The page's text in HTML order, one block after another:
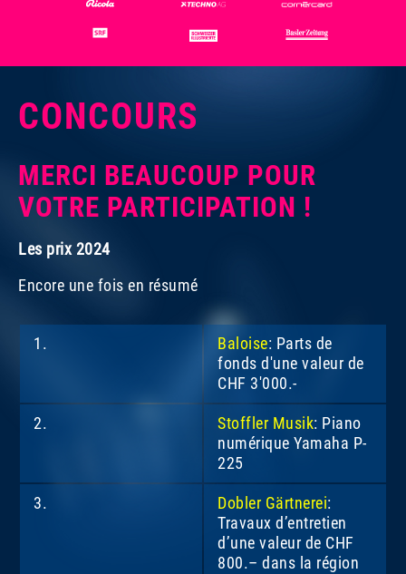
CONCOURS
MERCI BEAUCOUP POUR
VOTRE PARTICIPATION !
Les prix 2024
Encore une fois en résumé
1. Baloise: Parts de
fonds d'une valeur de
CHF 3'000.-
2. Stoffler Musik: Piano
numérique Yamaha P-
225
3. Dobler Gärtnerei:
Travaux d’entretien
d’une valeur de CHF
800.– dans la région